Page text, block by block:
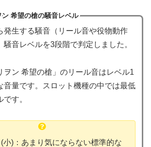
希望の槍の騒音レベル
発生する騒音（リール音や役物動作
騒音レベルを3段階で判定しました。
ヲン 希望の槍」のリール音はレベル1
音量です。スロット機種の中では最低
す。
小)：あまり気にならない標準的な